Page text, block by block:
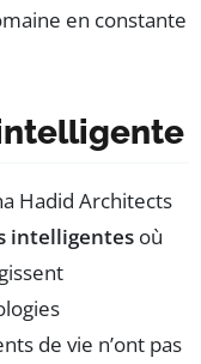
en constante
Hadid Architects
intelligentes où
de vie n’ont pas